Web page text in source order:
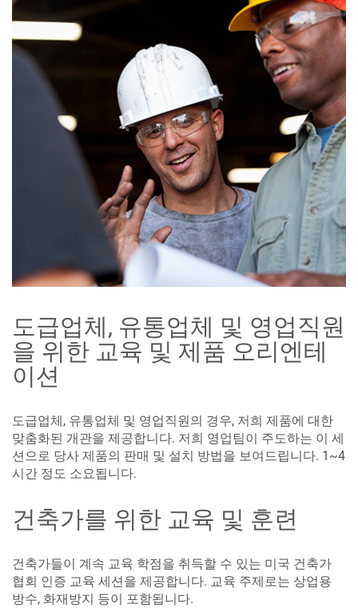
도급업체, 유통업체 및 영업직원
을 위한 교육 및 제품 오리엔테
이션
도급업체, 유통업체 및 영업직원의 경우, 저희 제품에 대한
맞춤화된 개관을 제공합니다. 저희 영업팀이 주도하는 이 세
션으로 당사 제품의 판매 및 설치 방법을 보여드립니다. 1~4
시간 정도 소요됩니다.
건축가를 위한 교육 및 훈련
건축가들이 계속 교육 학점을 취득할 수 있는 미국 건축가
협회 인증 교육 세션을 제공합니다. 교육 주제로는 상업용
방수, 화재방지 등이 포함됩니다.